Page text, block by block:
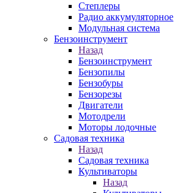
Степлеры
Радио аккумуляторное
Модульная система
Бензоинструмент
Назад
Бензоинструмент
Бензопилы
Бензобуры
Бензорезы
Двигатели
Мотодрели
Моторы лодочные
Садовая техника
Назад
Садовая техника
Культиваторы
Назад